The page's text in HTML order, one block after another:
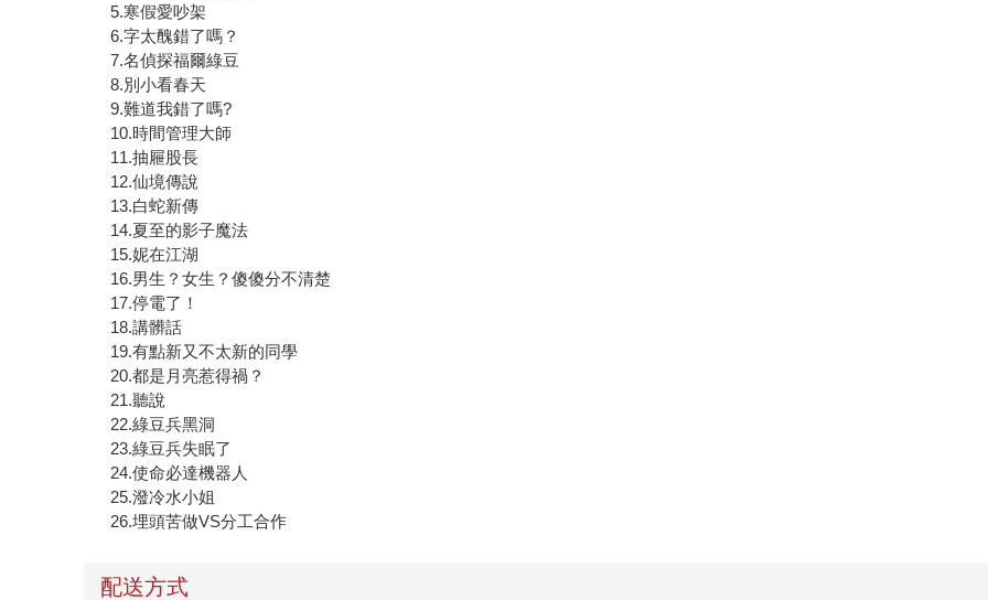
5.寒假愛吵架
6.字太醜錯了嗎？
7.名偵探福爾綠豆
8.別小看春天
9.難道我錯了嗎?
10.時間管理大師
11.抽屜股長
12.仙境傳說
13.白蛇新傳
14.夏至的影子魔法
15.妮在江湖
16.男生？女生？傻傻分不清楚
17.停電了！
18.講髒話
19.有點新又不太新的同學
20.都是月亮惹得禍？
21.聽說
22.綠豆兵黑洞
23.綠豆兵失眠了
24.使命必達機器人
25.潑冷水小姐
26.埋頭苦做VS分工合作
配送方式